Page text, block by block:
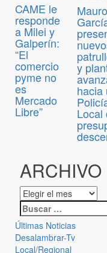
CAME le
responde
a Milei y
Galperín:
“El
comercio
pyme no
es
Mercado
Libre”
Mauro
y
hacia
Local
ARCHIVO
Últimas Noticias
Desalambrar-Tv
Local/Regional